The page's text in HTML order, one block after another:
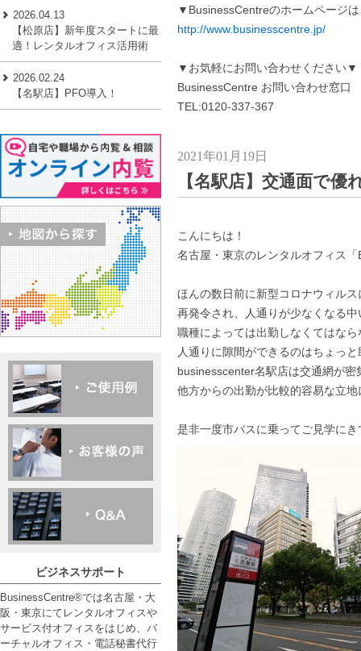
▼BusinessCentreのホームページ
http://www.businesscentre.jp/
▼お気軽にお問い合わせください▼
BusinessCentre お問い合わせ窓口
TEL:0120-337-367
2021年01月19日
【名駅店】交通面で優
こんにちは！
名古屋・東京のレンタルオフィス
ほんの数日前に新型コロナウィル
再発令され、人通りが少なくなる
職種によっては出勤しなくてはな
人通りに隙間ができるのはちょっ
businesscenter名駅店は交通網が密
他方からの出勤が比較的容易な立
是非一度市バスに乗ってご見学に
2026.04.13
【松原店】新年度スタートに最
適！レンタルオフィス活用術
2026.02.24
【名駅店】PFO導入！
ビジネスサポート
BusinessCentre®では名古屋・大
阪・東京にてレンタルオフィスや
サービス付オフィスをはじめ、バ
ーチャルオフィス・電話秘書代行